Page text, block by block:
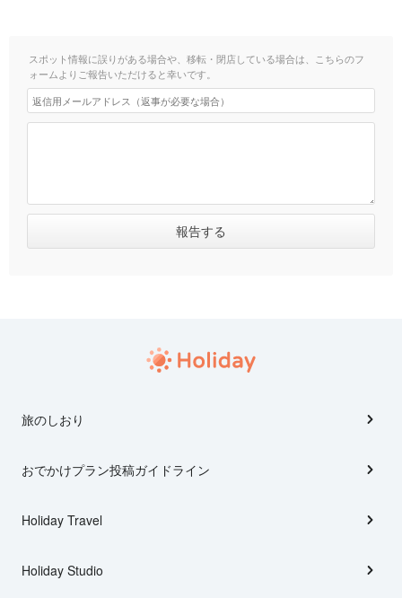
スポット情報に誤りがある場合や、移転・閉店している場合は、こちらのフ
ォームよりご報告いただけると幸いです。
旅のしおり
おでかけプラン投稿ガイドライン
Holiday Travel
Holiday Studio